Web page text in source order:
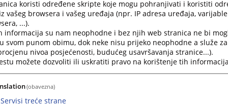
од 10:00 до 12:00 сати.
koristi određene skripte koje mogu pohranjivati i koristiti
vašeg browsera i vašeg uređaja (npr. IP adresa uređaja,
...).
informacija su nam neophodne i bez njih web stranica ne bi
svom punom obimu, dok neke nisu prijeko neophodne a služe
nivoa posjećenosti, budućeg usavršavanja stranice...).
možete dozvoliti ili uskratiti pravo na korištenje tih
(obavezna)
Servisi treće strane